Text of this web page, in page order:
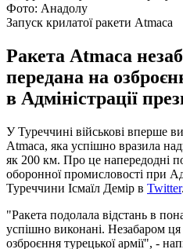
Фото: Анадолу
Запуск крилатої ракети Atmaca
Ракета Atmaca
передана на
в Адміністрації
У Туреччині військові вперше
Atmaca, яка успішно вразила
як 200 км. Про це напередодні
оборонної промисловості при
Туреччини Ісмаїл Демір в Twitter.
"Ракета подолала відстань в
успішно виконані. Незабаром ця
озброєння турецької армії", -